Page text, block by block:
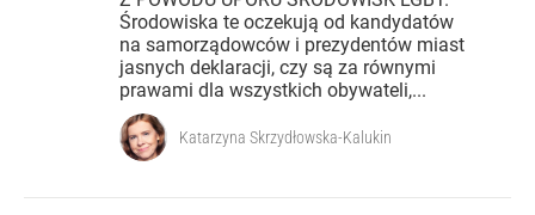
Środowiska te oczekują od kandydatów
na samorządowców i prezydentów miast
jasnych deklaracji, czy są za równymi
prawami dla wszystkich obywateli,...
Katarzyna Skrzydłowska-Kalukin